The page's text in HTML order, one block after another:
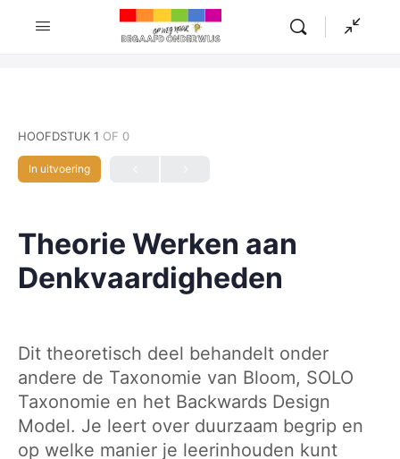
HOOFDSTUK 1 OF 0
In uitvoering
Theorie Werken aan
Denkvaardigheden
Dit theoretisch deel behandelt onder
andere de Taxonomie van Bloom, SOLO
Taxonomie en het Backwards Design
Model. Je leert over duurzaam begrip en
op welke manier je leerinhouden kunt